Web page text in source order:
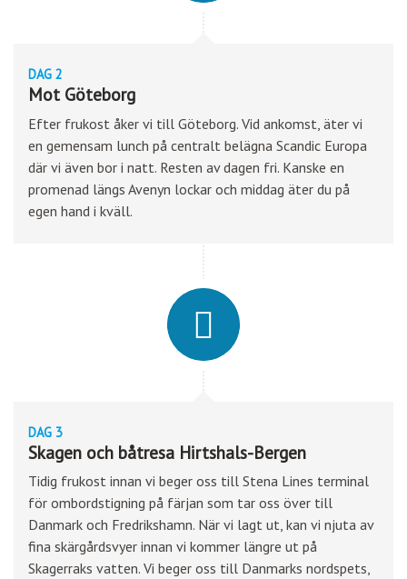
DAG 2
Mot Göteborg
Efter frukost åker vi till Göteborg. Vid ankomst, äter vi
en gemensam lunch på centralt belägna Scandic Europa
där vi även bor i natt. Resten av dagen fri. Kanske en
promenad längs Avenyn lockar och middag äter du på
egen hand i kväll.
DAG 3
Skagen och båtresa Hirtshals-Bergen
Tidig frukost innan vi beger oss till Stena Lines terminal
för ombordstigning på färjan som tar oss över till
Danmark och Fredrikshamn. När vi lagt ut, kan vi njuta av
fina skärgårdsvyer innan vi kommer längre ut på
Skagerraks vatten. Vi beger oss till Danmarks nordspets,